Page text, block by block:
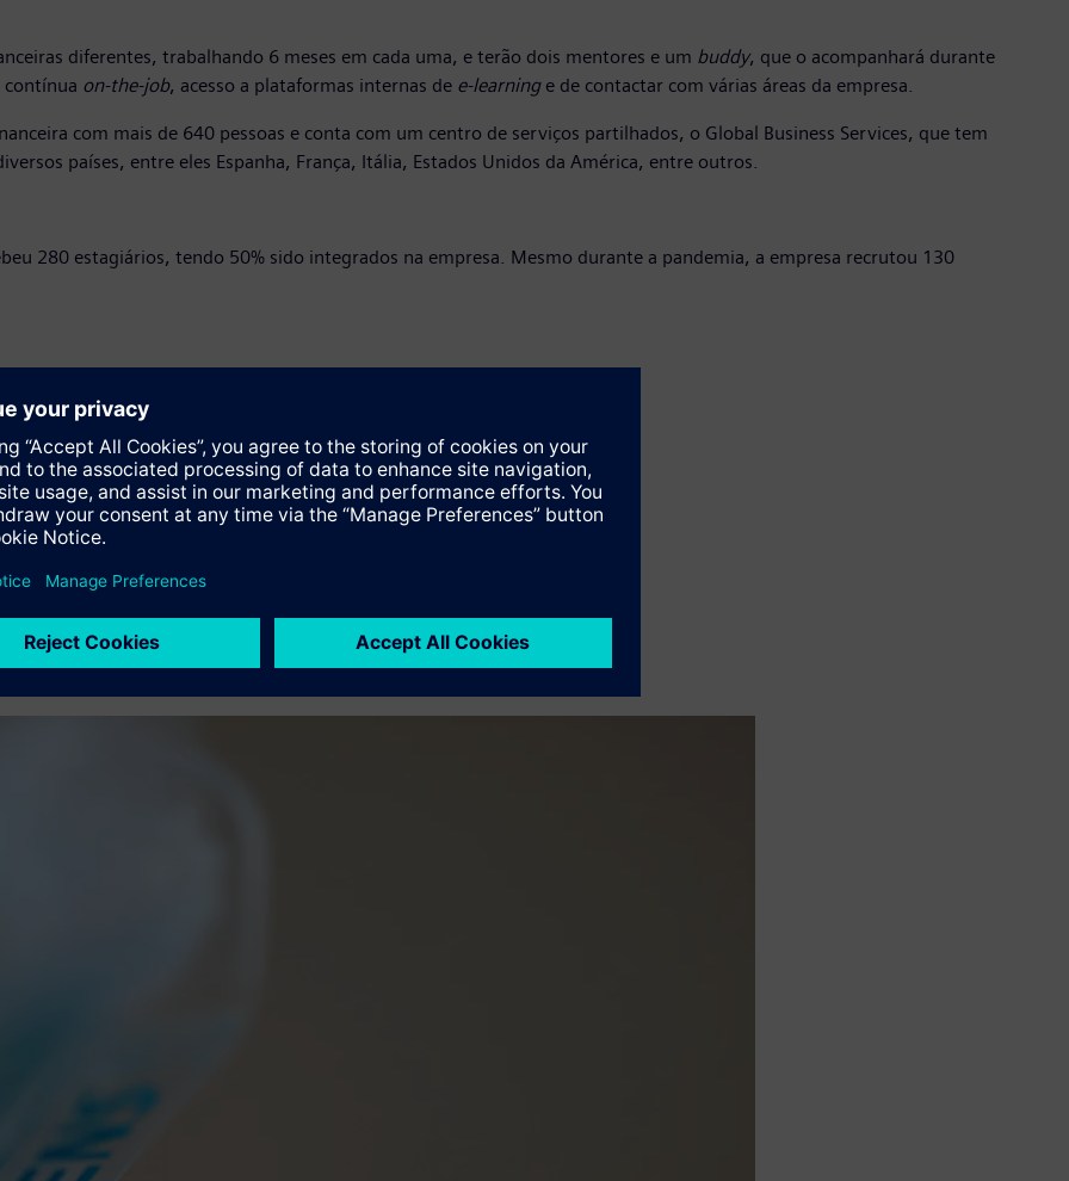
diferentes, trabalhando 6 meses em cada uma, e terão dois mentores e um buddy, que o acompanhará durante
contínua on-the-job, acesso a plataformas internas de e-learninge de contactar com várias áreas da empresa.
com mais de 640 pessoas e conta com um centro de serviços partilhados, o Global Business Services, que tem
países, entre eles Espanha, França, Itália, Estados Unidos da América, entre outros.
280 estagiários, tendo 50% sido integrados na empresa. Mesmo durante a pandemia, a empresa recrutou 130